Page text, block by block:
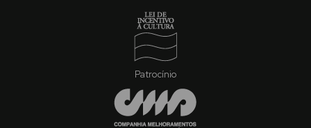
Patrocínio